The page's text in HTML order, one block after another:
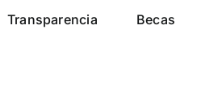
Transparencia Becas